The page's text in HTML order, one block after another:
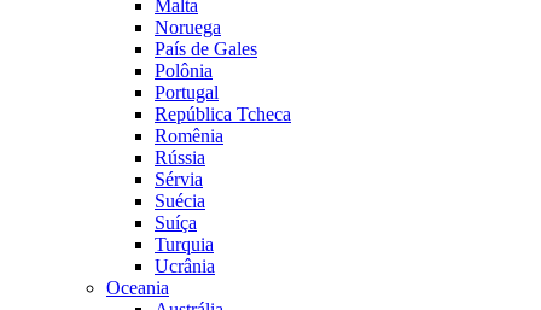
Malta
Noruega
País de Gales
Polônia
Portugal
República Tcheca
Romênia
Rússia
Sérvia
Suécia
Suíça
Turquia
Ucrânia
Oceania